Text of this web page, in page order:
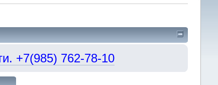
+7(985) 762-78-10